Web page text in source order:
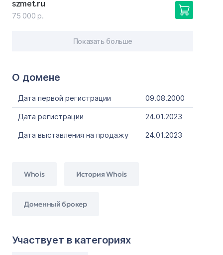
О домене
Дата первой регистрации
09.08.2000
Дата регистрации
24.01.2023
Дата выставления на продажу
24.01.2023
Whois История Whois
Доменный брокер
Участвует в категориях
szmet.ru
75 000 р.
Показать больше